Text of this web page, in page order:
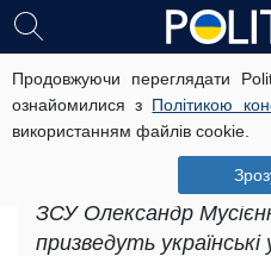
Продовжуючи переглядати
ознайомилися з Політикою
використанням файлів cookie.
Є черги на
не виливається в
про ситуацію в рф
Політичний експерт і
ЗСУ Олександр
призведуть